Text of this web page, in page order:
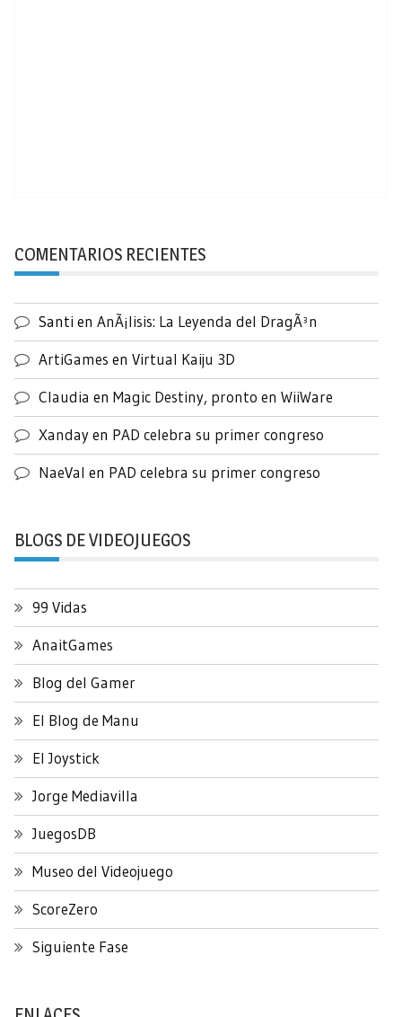
COMENTARIOS RECIENTES
Santi en AnÃ¡lisis: La Leyenda del DragÃ³n
ArtiGames en Virtual Kaiju 3D
Claudia en Magic Destiny, pronto en WiiWare
Xandayen PAD celebra su primer congreso
NaeVal en PAD celebra su primer congreso
BLOGS DE VIDEOJUEGOS
99 Vidas
AnaitGames
Blog del Gamer
El Blog de Manu
El Joystick
Jorge Mediavilla
JuegosDB
Museo del Videojuego
ScoreZero
Siguiente Fase